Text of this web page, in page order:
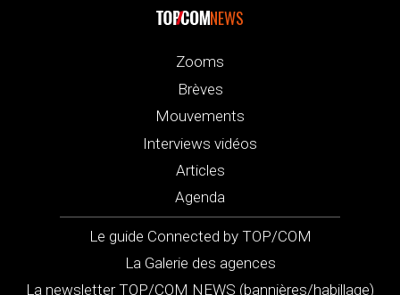
NEWS
Zooms
Brèves
Mouvements
Interviews vidéos
Articles
Agenda
Le guide Connected by TOP/COM
La Galerie des agences
La newsletter TOP/COM NEWS (bannières/habillage)